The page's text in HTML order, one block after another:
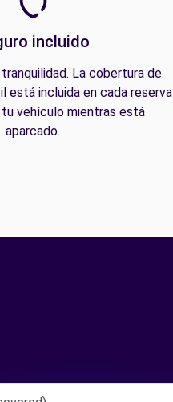
incluido
La cobertura de
está incluida en cada reserva
vehículo mientras está
aparcado.